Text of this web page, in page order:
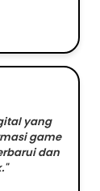
yang
game
dan